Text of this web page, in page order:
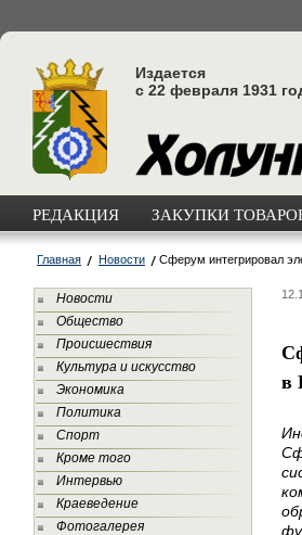
Издается
с 22 февраля 1931
РЕДАКЦИЯ ЗАКУПКИ
Главная Новости Сферум интегрировал
Новости
Общество
Происшествия
Культура и искусство
Экономика
Политика
Спорт
Кроме того
Интервью
Краеведение
Фотогалерея
в